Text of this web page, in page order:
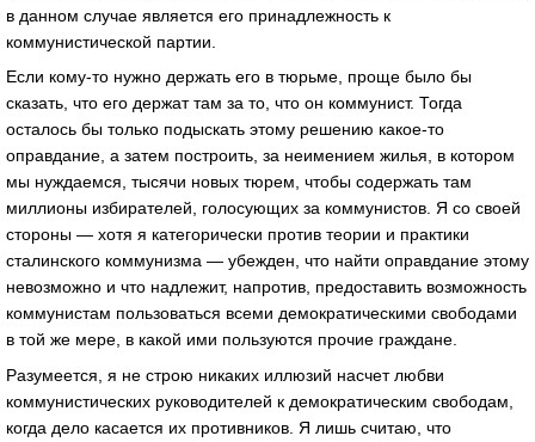
в данном случае является его принадлежность к
коммунистической партии.
Если кому-то нужно держать его в тюрьме, проще было бы
сказать, что его держат там за то, что он коммунист. Тогда
осталось бы только подыскать этому решению какое-то
оправдание, а затем построить, за неимением жилья, в котором
мы нуждаемся, тысячи новых тюрем, чтобы содержать там
миллионы избирателей, голосующих за коммунистов. Я со своей
стороны — хотя я категорически против теории и практики
сталинского коммунизма — убежден, что найти оправдание этому
невозможно и что надлежит, напротив, предоставить возможность
коммунистам пользоваться всеми демократическими свободами
в той же мере, в какой ими пользуются прочие граждане.
Разумеется, я не строю никаких иллюзий насчет любви
коммунистических руководителей к демократическим свободам,
когда дело касается их противников. Я лишь считаю, что